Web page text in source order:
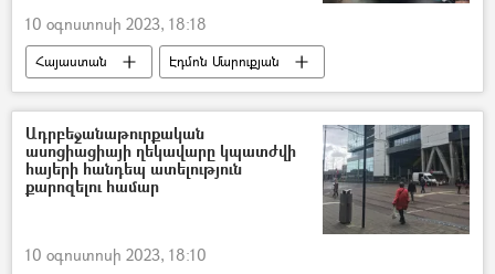
10 օգոստոսի 2023, 18:18
Հայաստան
Էդմոն Մարուքյան
Լուիս Մորենո Օկամպո
Ադրբեջան
Հիքմեթ Հաջիև
Արցախ
Լեռնային Ղարաբաղ
Ադրբեջանաթուրքական
ասոցիացիայի ղեկավարը կպատժվի
հայերի հանդեպ ատելություն
քարոզելու համար
10 օգոստոսի 2023, 18:10